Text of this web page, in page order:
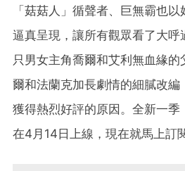
「菇菇人」循聲者、巨無霸也
逼真呈現，讓所有觀眾看了大呼
只男女主角喬爾和艾利無血緣
爾和法蘭克加長劇情的細膩改編
獲得熱烈好評的原因。全新一
在4月14日上線，現在就馬上訂